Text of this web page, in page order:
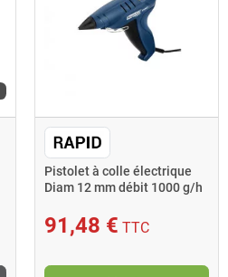
Pistolet à colle électrique
Diam 12 mm débit 1000 g/h
91,48 € TTC